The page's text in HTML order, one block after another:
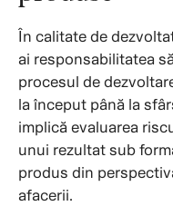
În calitate de
ai responsabilitatea
procesul de
la început până la
implică evaluarea
unui rezultat sub
produs din
afacerii.